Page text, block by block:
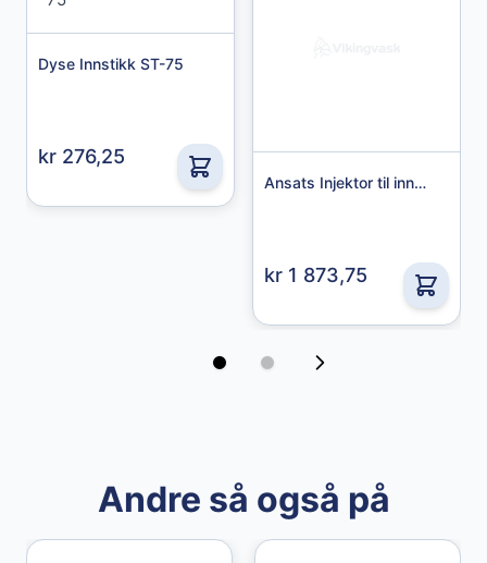
Granberg
439,00 kr
Dyse Innstikk ST-75
kr 276,25
Ansats Injektor til innstikkdyser 9 mm ST-163-168 Extreme
kr 1 873,75
Andre så også på